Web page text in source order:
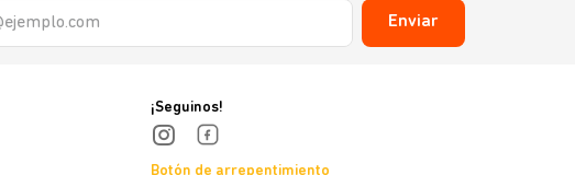
Enviar
¡Seguinos!
Botón de arrepentimiento